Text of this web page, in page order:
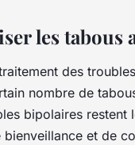
les tabous
des
nombre de
bipolaires restent
et de